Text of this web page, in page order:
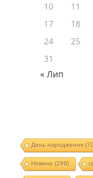
10
11
17
18
24
25
31
« Лип
День народження
Новини (299)